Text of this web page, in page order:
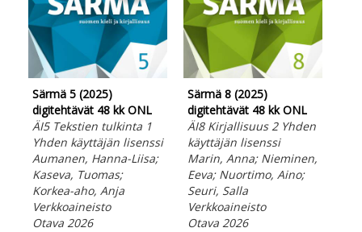
Särmä 5 (2025)
digitehtävät 48 kk ONL
ÄI5 Tekstien tulkinta 1
Yhden käyttäjän lisenssi
Aumanen, Hanna-Liisa;
Kaseva, Tuomas;
Korkea-aho, Anja
Verkkoaineisto
Otava 2026
Särmä 8 (2025)
digitehtävät 48 kk ONL
ÄI8 Kirjallisuus 2 Yhden
käyttäjän lisenssi
Marin, Anna; Nieminen,
Eeva; Nuortimo, Aino;
Seuri, Salla
Verkkoaineisto
Otava 2026